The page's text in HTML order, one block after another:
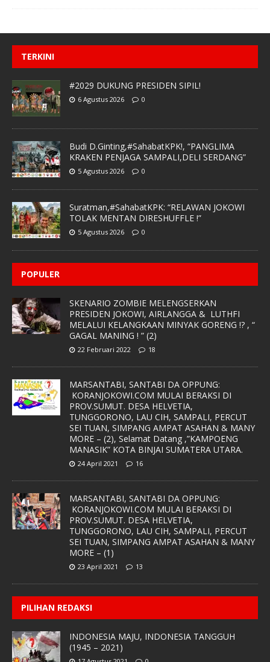
TERKINI
#2029 DUKUNG PRESIDEN SIPIL!
6 Agustus 2026 0
Budi D.Ginting,#SahabatKPK!, “PANGLIMA
KRAKEN PENJAGA SAMPALI,DELI SERDANG”
5 Agustus 2026 0
Suratman,#SahabatKPK: “RELAWAN JOKOWI
TOLAK MENTAN DIRESHUFFLE !”
5 Agustus 2026 0
POPULER
SKENARIO ZOMBIE MELENGSERKAN
PRESIDEN JOKOWI, AIRLANGGA & LUTHFI
MELALUI KELANGKAAN MINYAK GORENG !? , “
GAGAL MANING ! ” (2)
22 Februari 2022 18
MARSANTABI, SANTABI DA OPPUNG:
KORANJOKOWI.COM MULAI BERAKSI DI
PROV.SUMUT. DESA HELVETIA,
TUNGGORONO, LAU CIH, SAMPALI, PERCUT
SEI TUAN, SIMPANG AMPAT ASAHAN & MANY
MORE – (2), Selamat Datang ,”KAMPOENG
MANASIK” KOTA BINJAI SUMATERA UTARA.
24 April 2021 16
MARSANTABI, SANTABI DA OPPUNG:
KORANJOKOWI.COM MULAI BERAKSI DI
PROV.SUMUT. DESA HELVETIA,
TUNGGORONO, LAU CIH, SAMPALI, PERCUT
SEI TUAN, SIMPANG AMPAT ASAHAN & MANY
MORE – (1)
23 April 2021 13
PILIHAN REDAKSI
INDONESIA MAJU, INDONESIA TANGGUH
(1945 – 2021)